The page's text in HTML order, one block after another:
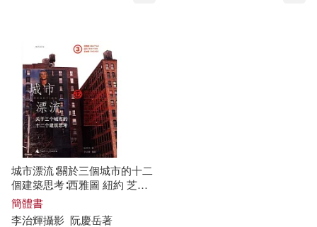
城市漂流∶關於三個城市的十二
個建築思考∶西雅圖 紐約 芝加
哥
簡體書
李治輝攝影 阮慶岳著